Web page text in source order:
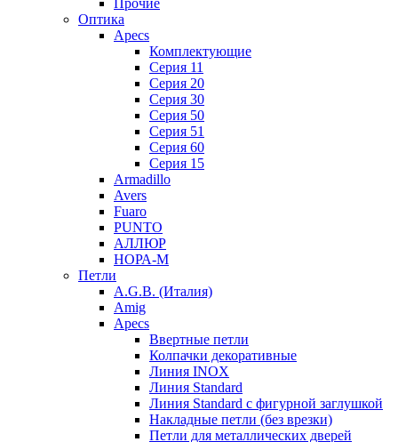
Прочие
Оптика
Apecs
Комплектующие
Серия 11
Серия 20
Серия 30
Серия 50
Серия 51
Серия 60
Серия 15
Armadillo
Avers
Fuaro
PUNTO
АЛЛЮР
НОРА-М
Петли
A.G.B. (Италия)
Amig
Apecs
Ввертные петли
Колпачки декоративные
Линия INOX
Линия Standard
Линия Standard с фигурной заглушкой
Накладные петли (без врезки)
Петли для металлических дверей